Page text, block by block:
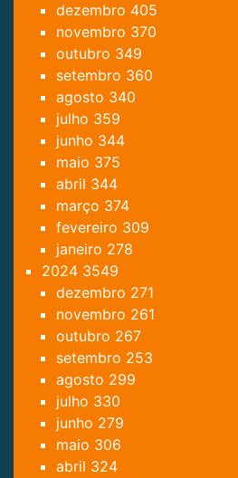
dezembro 405
novembro 370
outubro 349
setembro 360
agosto 340
julho 359
junho 344
maio 375
abril 344
março 374
fevereiro 309
janeiro 278
2024 3549
dezembro 271
novembro 261
outubro 267
setembro 253
agosto 299
julho 330
junho 279
maio 306
abril 324